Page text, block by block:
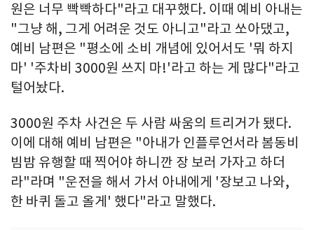
원은 너무 빡빡하다"라고 대꾸했다. 이때 예비 아내는
"그냥 해, 그게 어려운 것도 아니고"라고 쏘아댔고,
예비 남편은 "평소에 소비 개념에 있어서도 '뭐 하지
마' '주차비 3000원 쓰지 마!'라고 하는 게 많다"라고
털어놨다.
3000원 주차 사건은 두 사람 싸움의 트리거가 됐다.
이에 대해 예비 남편은 "아내가 인플루언서라 봄동비
빔밤 유행할 때 찍어야 하니깐 장 보러 가자고 하더
라"라며 "운전을 해서 가서 아내에게 '장보고 나와,
한 바퀴 돌고 올게' 했다"라고 말했다.